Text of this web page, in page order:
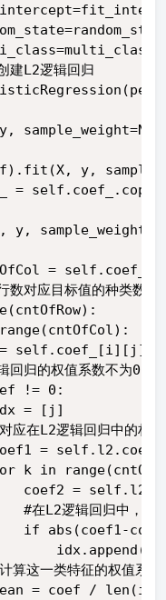
建L2逻辑回归
y,
=
y,
=
对应目标值的种类数目
self.coef_[i][j]
归的权值系数不为0
!= 0:
= [j]
在L2逻辑回归中的权值
=
k in
coef2 =
在L2逻辑回归中，权值
if abs(coef1-
idx.append(k)
这一类特征的权值系数
= coef /